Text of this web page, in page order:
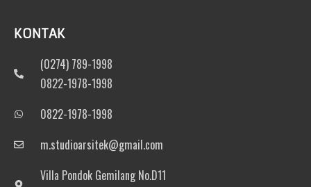
KONTAK
(0274) 789-1998
0822-1978-1998
0822-1978-1998
m.studioarsitek@gmail.com
Villa Pondok Gemilang No.D11